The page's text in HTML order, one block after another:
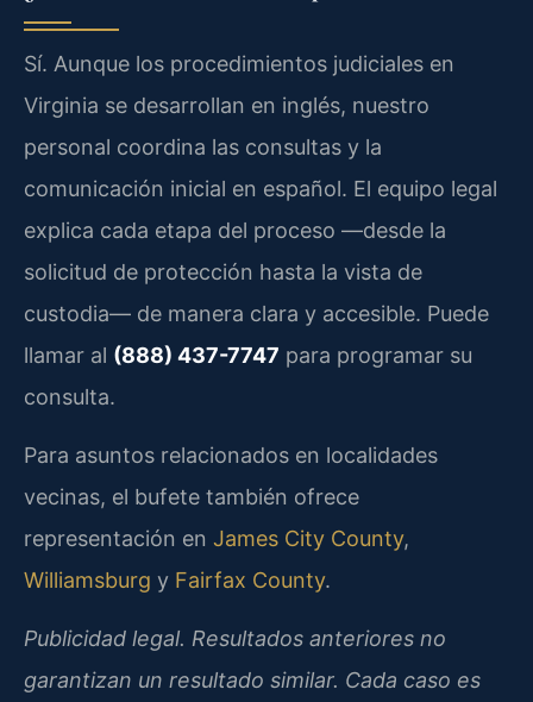
Sí. Aunque los procedimientos judiciales en
Virginia se desarrollan en inglés, nuestro
personal coordina las consultas y la
comunicación inicial en español. El equipo legal
explica cada etapa del proceso —desde la
solicitud de protección hasta la vista de
custodia— de manera clara y accesible. Puede
llamar al (888) 437-7747 para programar su
consulta.
Para asuntos relacionados en localidades
vecinas, el bufete también ofrece
representación en James City County,
Williamsburg y Fairfax County.
Publicidad legal. Resultados anteriores no
garantizan un resultado similar. Cada caso es